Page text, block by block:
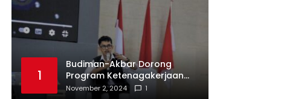
1
Budiman-Akbar Dorong
Program Ketenagakerjaan
untuk Mahasiswa Luwu Timur,
November 2, 2024 1